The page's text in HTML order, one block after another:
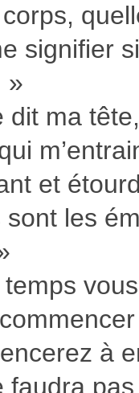
signifier
»
ma
et
les
à
faudra